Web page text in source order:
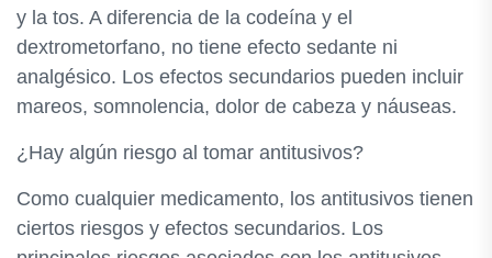
y la tos. A diferencia de la codeína y el
dextrometorfano, no tiene efecto sedante ni
analgésico. Los efectos secundarios pueden incluir
mareos, somnolencia, dolor de cabeza y náuseas.
¿Hay algún riesgo al tomar antitusivos?
Como cualquier medicamento, los antitusivos tienen
ciertos riesgos y efectos secundarios. Los